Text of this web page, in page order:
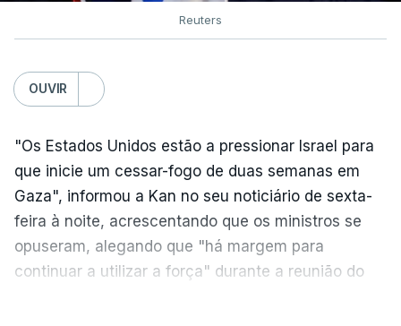
Reuters
OUVIR
"Os Estados Unidos estão a pressionar Israel para
que inicie um cessar-fogo de duas semanas em
Gaza", informou a Kan no seu noticiário de sexta-
feira à noite, acrescentando que os ministros se
opuseram, alegando que "há margem para
continuar a utilizar a força" durante a reunião do